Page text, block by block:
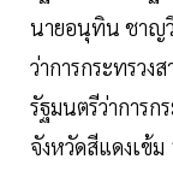
นายอนุทิน ชาญวี
ว่าการกระทรว
รัฐมนตรีว่าการก
จังหวัดสีแดงเข้